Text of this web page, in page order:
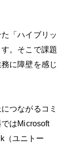
「ハイブリッ
。そこで課題
に障壁を感じ
つながるコミ
はMicrosoft
（ユニトー